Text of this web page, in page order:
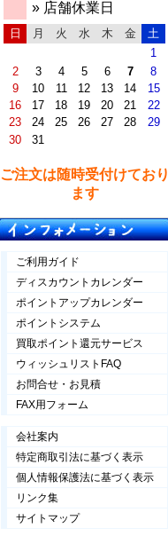
» 店舗休業日
日 月 火 水 木 金
土
1
2
3 4 5 6 7
8
9
10 11 12 13 14
15
16
17 18 19 20 21
22
23
24 25 26 27 28
29
30
31
ご注文は随時受付けており
ます
ご利用ガイド
ディスカウントカレンダー
ポイントアップカレンダー
ポイントシステム
買取ポイント還元サービス
ウィッシュリストFAQ
お問合せ・お見積
FAX用フォーム
会社案内
特定商取引法に基づく表示
個人情報保護法に基づく表示
リンク集
サイトマップ